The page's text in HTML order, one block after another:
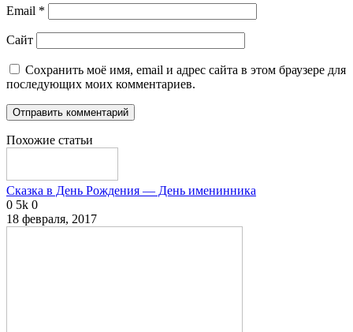
Email *
Сайт
Сохранить моё имя, email и адрес сайта в этом браузере для
последующих моих комментариев.
Похожие статьи
Сказка в День Рождения — День именинника
0 5k 0
18 февраля, 2017